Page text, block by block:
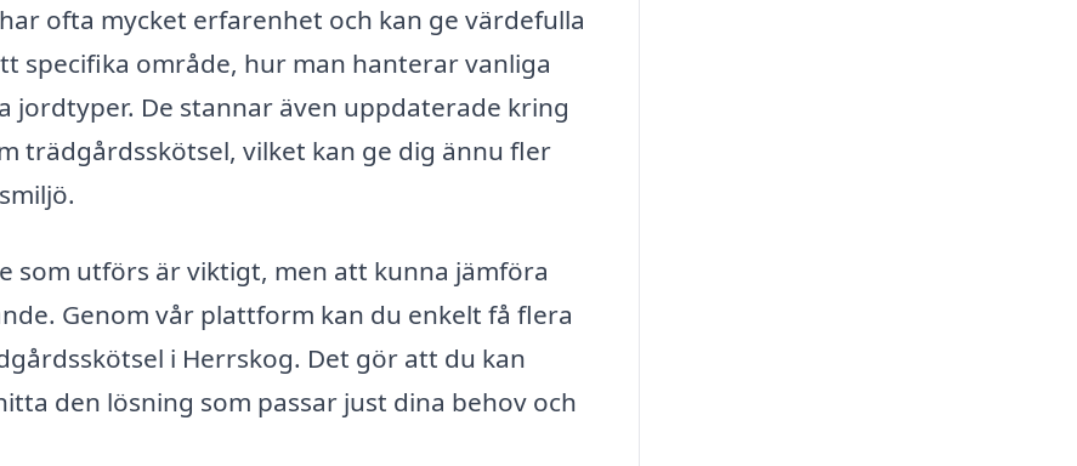
ofta mycket erfarenhet och kan ge värdefulla
specifika område, hur man hanterar vanliga
jordtyper. De stannar även uppdaterade kring
trädgårdsskötsel, vilket kan ge dig ännu fler
som utförs är viktigt, men att kunna jämföra
Genom vår plattform kan du enkelt få flera
i Herrskog. Det gör att du kan
den lösning som passar just dina behov och